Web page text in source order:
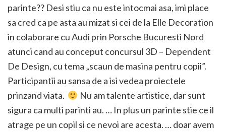
parinte?? Desi stiu ca nu este intocmai asa, imi place
sa cred ca pe asta au mizat si cei de la Elle Decoration
in colaborare cu Audi prin Porsche Bucuresti Nord
atunci cand au conceput concursul 3D – Dependent
De Design, cu tema „scaun de masina pentru copii”.
Participantii au sansa de a isi vedea proiectele
prinzand viata.
Nu am talente artistice, dar sunt
sigura ca multi parinti au. … In plus un parinte stie ce il
atrage pe un copil si ce nevoi are acesta. … doar avem